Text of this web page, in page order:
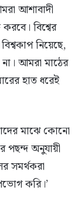
আশাবাদী
বিশ্বের
নিয়েছে,
আমরা মাঠের
হাত ধরেই
মাঝে কোনো
পছন্দ অনুযায়ী
সমর্থকরা
করি।’